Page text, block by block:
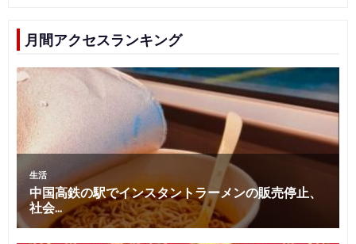
月間アクセスランキング